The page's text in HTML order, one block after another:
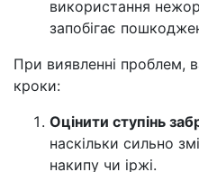
використання
запобігає
При виявленні проблем,
кроки:
Оцінити ступінь
наскільки сильно
накипу чи іржі.